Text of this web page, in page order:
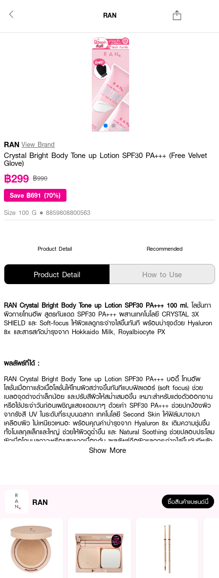
RAN
RAN View Brand
Crystal Bright Body Tone up Lotion SPF30 PA+++ (Free Velvet
Glove)
฿299 ฿990
Save ฿691 (70%)
Size 100 G • 8859808800563
Product Detail Recommended
Product Detail How to Use
RAN Crystal Bright Body Tone up Lotion SPF30 PA+++ 100 ml. โลชั่นทา
ผิวกายโทนอัพ สูตรกันแดด SPF30 PA+++ ผสานเทคโนโลยี CRYSTAL 3X
SHIELD และ Soft‑focus ให้ผิวแลดูกระจ่างใสขึ้นทันที พร้อมบำรุงด้วย Hyaluron
8x และสารสกัดบำรุงจาก Hokkaido Milk, Royalbiocyte PX
ผลลัพธ์ที่ได้ :
RAN Crystal Bright Body Tone up Lotion SPF30 PA+++ บอดี้ โทนอัพ
โลชั่นเมื่อทาแล้วเนื้อโลชั่นให้โทนผิวสว่างขึ้นทันทีแบบฟิลเตอร์ (soft focus) ช่วย
เบลอจุดด่างดำเล็กน้อย และปรับสีผิวให้สม่ำเสมอขึ้น เหมาะสำหรับแต่งตัวออกงาน
หรือใช้ประจำวันก่อนเผชิญแสงแดดเบาๆ ด้วยค่า SPF30 PA+++ ช่วยปกป้องผิว
จากรังสี UV ในระดับที่ระบุบนฉลาก เทคโนโลยี Second Skin ให้ฟิล์มบางเบา
เคลือบผิว ไม่เหนียวเหนอะ พร้อมคุณค่าบำรุงจาก Hyaluron 8x เติมความชุ่มชื้น
ทั้งโมเลกุลเล็กและใหญ่ ช่วยให้ผิวดูฉ่ำขึ้น และ Natural Soothing ช่วยปลอบประโลม
ผิวเมื่อโดนมลภาวะหรือแสงแดดเบื้องต้น ผลลัพธ์คือผิวแลดูกระจ่างใสขึ้นทันทีหลัง
ทา ผิวสัมผัสเรียบเนียนขึ้น และสีผิวดูสม่ำเสมอมากขึ้น
· เทคโนโลยี CRYSTAL 3X SHIELD + Soft focus ให้ผิวเรียบเนียนเหมือนใส่ฟิล
เตอร์
· กันน้ำ กันเหงื่อ ช่วยให้สีติดทนนานในกิจกรรมประจำวัน*
· Hyaluron 8x เติมความชุ่มชื้นเชิงลึกทั้งโมเลกุลต่ำ‑สูง 💧
· Hokkaido Milk Extract & Royalbiocyte PX บำรุงผิวให้แลดูมีสุขภาพดี
Show More
RAN ซื้อสินค้าแบรนด์นี้